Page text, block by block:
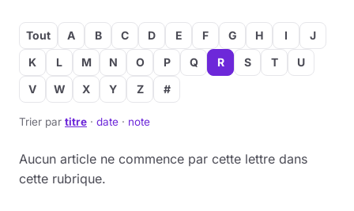
Tout A B C D E F G H I
J
K
L M N O P Q R S T
U
V
W X Y Z #
Trier par titre · date · note
Aucun article ne commence par cette lettre dans
cette rubrique.